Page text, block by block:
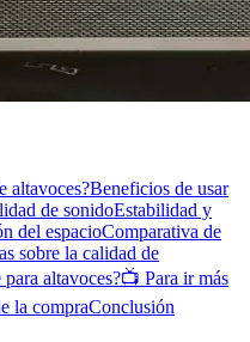
altavoces?Beneficios de usar
de sonidoEstabilidad y
del espacioComparativa de
sobre la calidad de
altavoces?📺 Para ir más
la compraConclusión